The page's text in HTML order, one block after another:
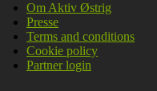
Om Aktiv Østrig
Presse
Terms and conditions
Cookie policy
Partner login